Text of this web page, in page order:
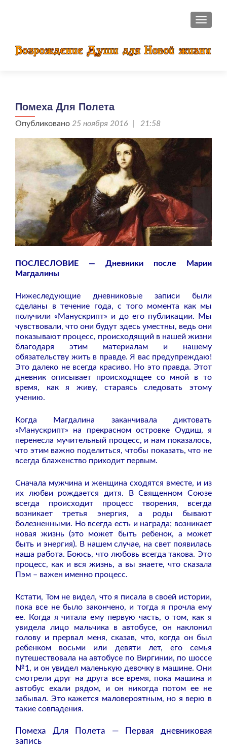
Помеха Для Полета
Опубликовано 25 ноября 2016 | 21:58
ПОСЛЕСЛОВИЕ — Дневники после Марии
Магдалины
Нижеследующие дневниковые записи были
сделаны в течение года, с того момента как мы
получили «Манускрипт» и до его публикации. Мы
чувствовали, что они будут здесь уместны, ведь они
показывают процесс, происходящий в нашей жизни
благодаря этим материалам и нашему
обязательству жить в правде. Я вас предупреждаю!
Это далеко не всегда красиво. Но это правда. Этот
дневник описывает происходящее со мной в то
время, как я живу, стараясь следовать этому
учению.
Когда Магдалина заканчивала диктовать
«Манускрипт» на прекрасном островке Оудиш, я
перенесла мучительный процесс, и нам показалось,
что этим важно поделиться, чтобы показать, что не
всегда блаженство приходит первым.
Сначала мужчина и женщина сходятся вместе, и из
их любви рождается дитя. В Священном Союзе
всегда происходит процесс творения, всегда
возникает третья энергия, а роды бывают
болезненными. Но всегда есть и награда; возникает
новая жизнь (это может быть ребенок, а может
быть и энергия). В нашем случае, на свет появилась
наша работа. Боюсь, что любовь всегда такова. Это
процесс, как и вся жизнь, а вы знаете, что сказала
Пэм – важен именно процесс.
Кстати, Том не видел, что я писала в своей истории,
пока все не было закончено, и тогда я прочла ему
ее. Когда я читала ему первую часть, о том, как я
увидела лицо мальчика в автобусе, он наклонил
голову и прервал меня, сказав, что, когда он был
ребенком восьми или девяти лет, его семья
путешествовала на автобусе по Виргинии, по шоссе
№1, и он увидел маленькую девочку в машине. Они
смотрели друг на друга все время, пока машина и
автобус ехали рядом, и он никогда потом ее не
забывал. Это кажется маловероятным, но я верю в
такие совпадения.
Помеха Для Полета — Первая дневниковая
запись